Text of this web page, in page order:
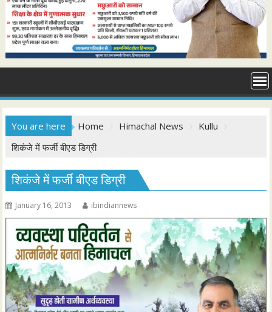
You are here Home Himachal News
Kullu
शिकंजे में फर्जी बीएड डिग्री
शिकंजे में फर्जी बीएड डिग्री
January 16, 2013 ibindiannews